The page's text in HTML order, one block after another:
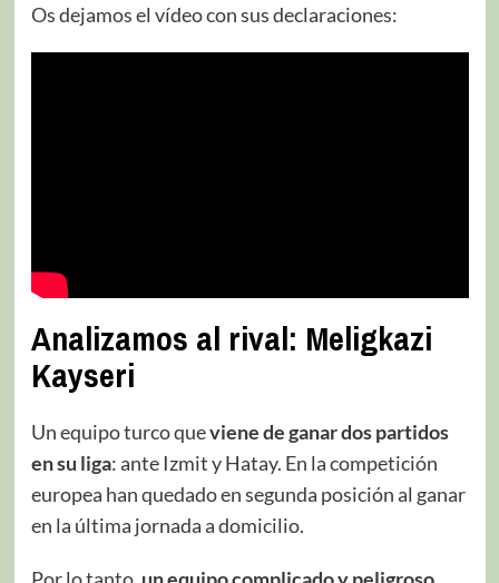
Os dejamos el vídeo con sus declaraciones:
Analizamos al rival: Meligkazi
Kayseri
Un equipo turco queviene de ganar dos partidos
en su liga: ante Izmit y Hatay. En la competición
europea han quedado en segunda posición al ganar
en la última jornada a domicilio.